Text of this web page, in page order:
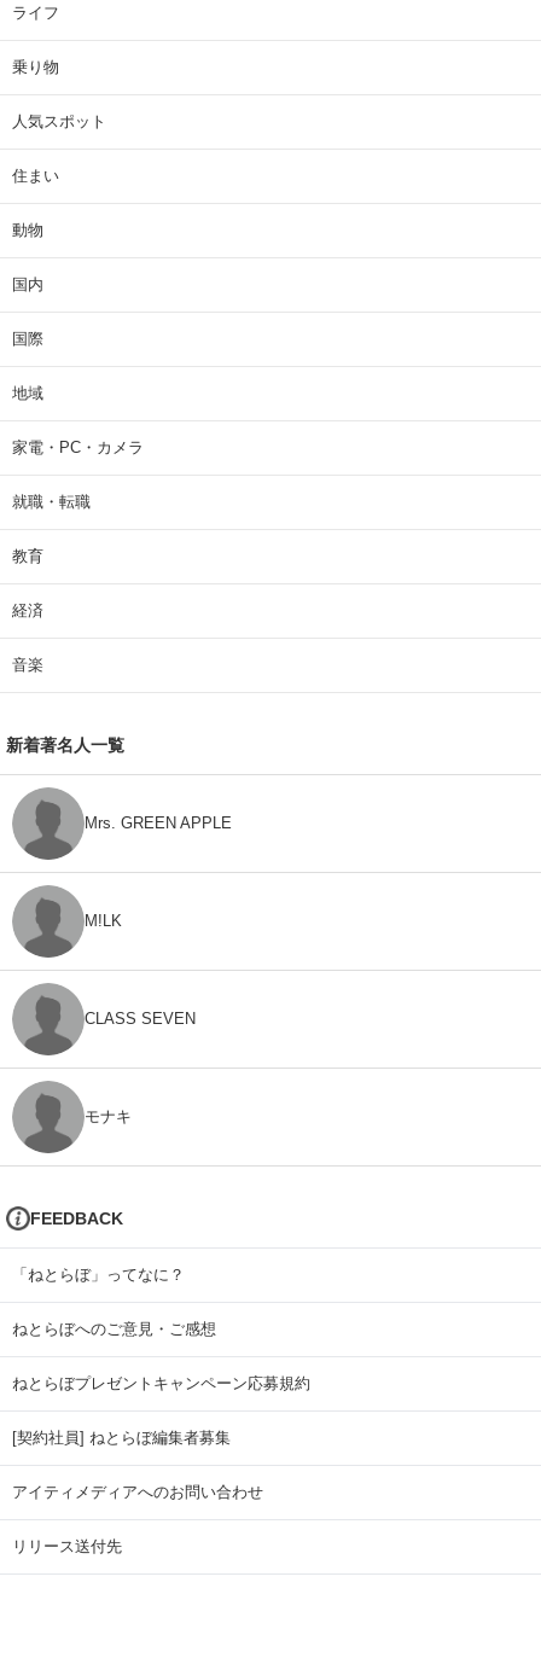
ライフ
乗り物
人気スポット
住まい
動物
国内
国際
地域
家電・PC・カメラ
就職・転職
教育
経済
音楽
新着著名人一覧
Mrs. GREEN APPLE
M!LK
CLASS SEVEN
モナキ
FEEDBACK
「ねとらぼ」ってなに？
ねとらぼへのご意見・ご感想
ねとらぼプレゼントキャンペーン応募規約
[契約社員] ねとらぼ編集者募集
アイティメディアへのお問い合わせ
リリース送付先